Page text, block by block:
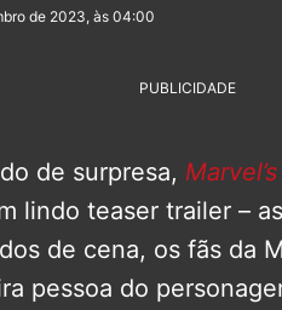
de 2023, às 04:00
PUBLICIDADE
de surpresa,
lindo teaser trailer –
de cena, os fãs da
pessoa do